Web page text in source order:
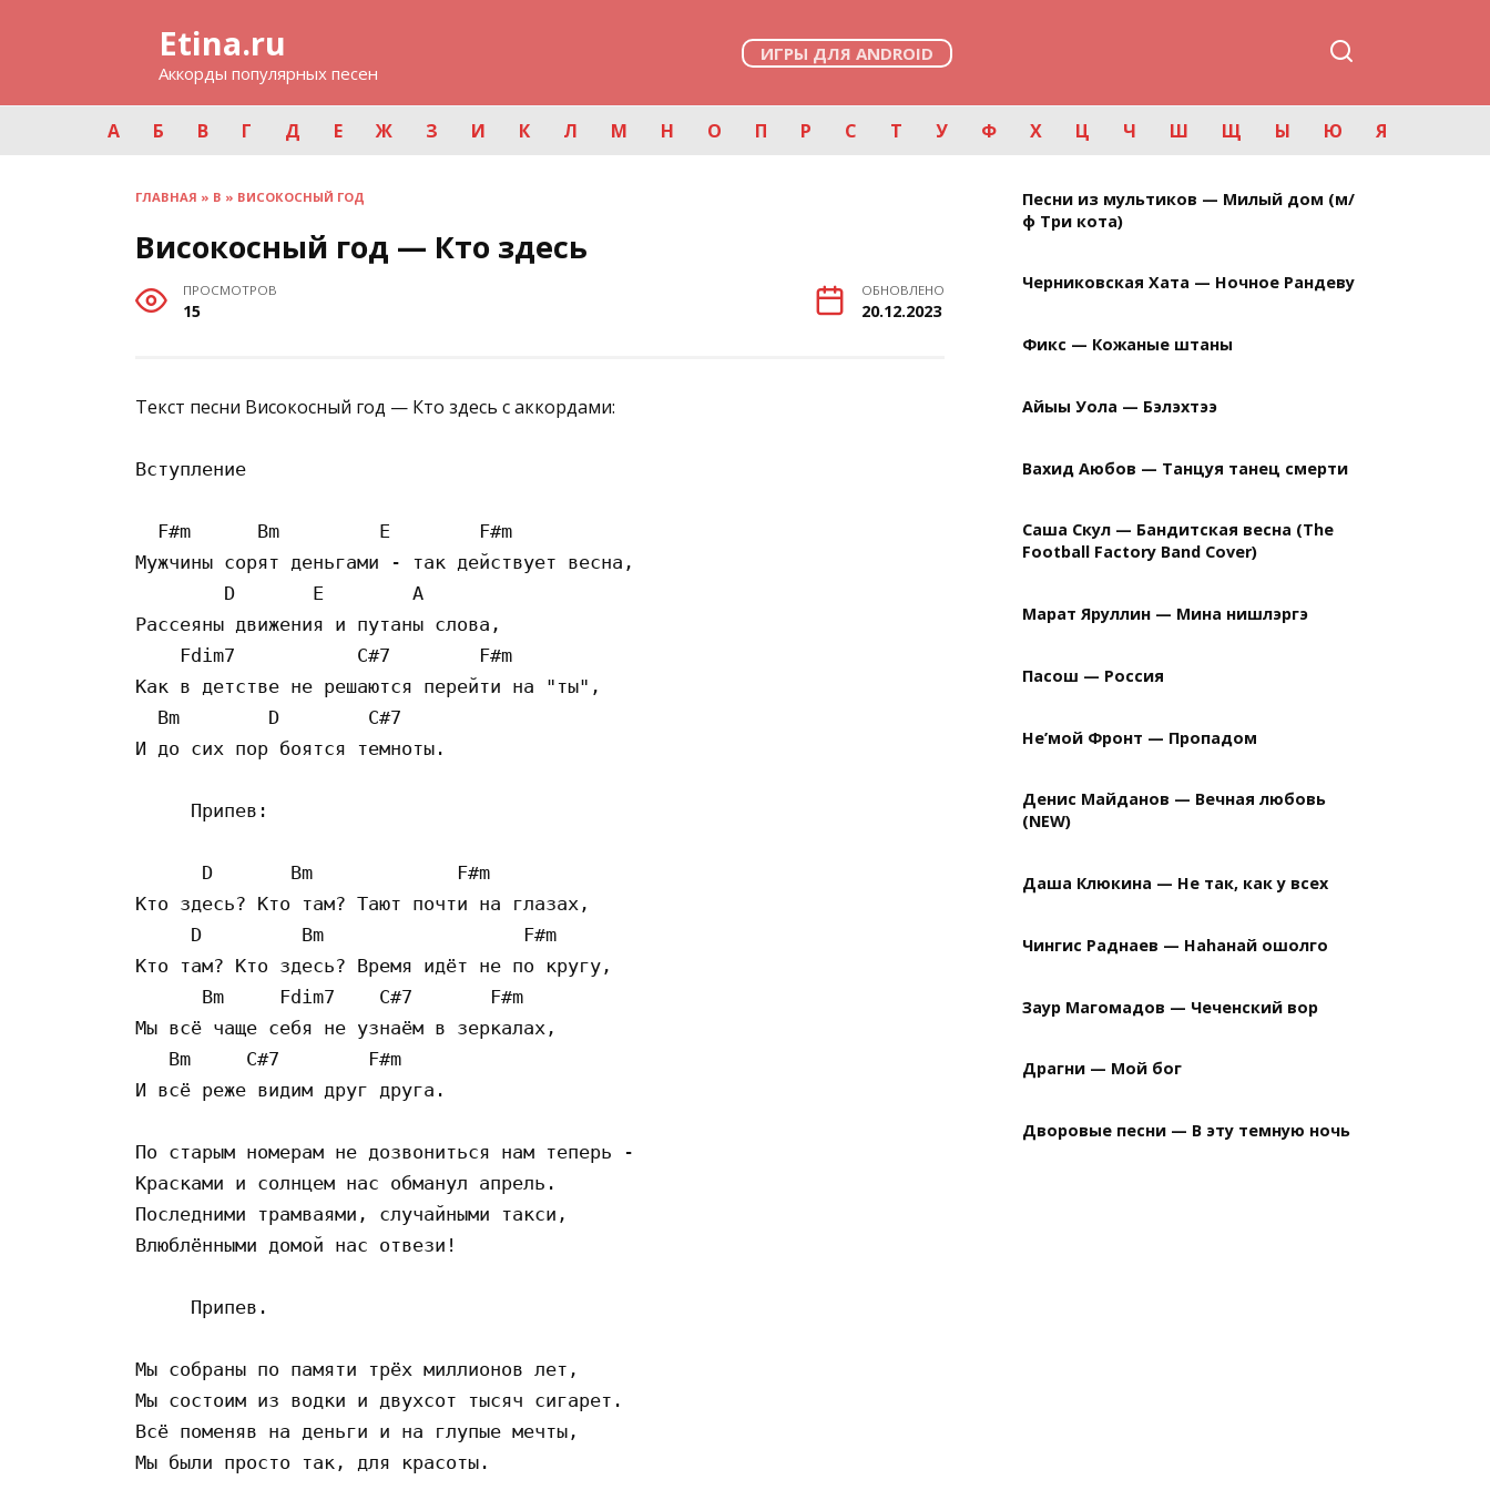
Etina.ru
Аккорды популярных песен
ИГРЫ ДЛЯ ANDROID
А Б В Г Д Е Ж З И К Л М Н О П Р С Т У Ф Х Ц Ч Ш Щ Ы Ю Я
ГЛАВНАЯ » В » ВИСОКОСНЫЙ ГОД
Високосный год — Кто здесь
ПРОСМОТРОВ
15
ОБНОВЛЕНО
20.12.2023
Текст песни Високосный год — Кто здесь с аккордами:
Вступление
  F#m      Bm         E        F#m
Мужчины сорят деньгами - так действует весна,
        D       E        A
Рассеяны движения и путаны слова,
    Fdim7           C#7        F#m
Как в детстве не решаются перейти на "ты",
  Bm        D        C#7
И до сих пор боятся темноты.
     Припев:
      D       Bm             F#m
Кто здесь? Кто там? Тают почти на глазах,
     D         Bm                  F#m
Кто там? Кто здесь? Время идёт не по кругу,
      Bm     Fdim7    C#7       F#m
Мы всё чаще себя не узнаём в зеркалах,
   Bm     C#7        F#m
И всё реже видим друг друга.
По старым номерам не дозвониться нам теперь -
Красками и солнцем нас обманул апрель.
Последними трамваями, случайными такси,
Влюблёнными домой нас отвези!
     Припев.
Мы собраны по памяти трёх миллионов лет,
Мы состоим из водки и двухсот тысяч сигарет.
Всё поменяв на деньги и на глупые мечты,
Песни из мультиков — Милый дом (м/
ф Три кота)
Черниковская Хата — Ночное Рандеву
Фикс — Кожаные штаны
Айыы Уола — Бэлэхтээ
Вахид Аюбов — Танцуя танец смерти
Саша Скул — Бандитская весна (The
Football Factory Band Cover)
Марат Яруллин — Мина нишлэргэ
Пасош — Россия
Не’мой Фронт — Пропадом
Денис Майданов — Вечная любовь
(NEW)
Даша Клюкина — Не так, как у всех
Чингис Раднаев — Наhанай ошолго
Заур Магомадов — Чеченский вор
Драгни — Мой бог
Дворовые песни — В эту темную ночь